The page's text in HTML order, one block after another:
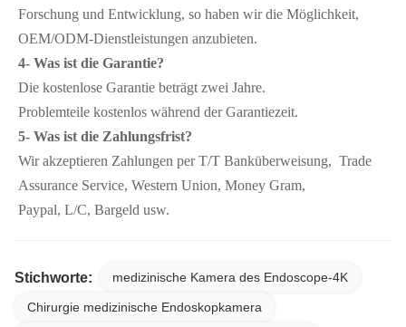
Forschung und Entwicklung, so haben wir die Möglichkeit,
OEM/ODM-Dienstleistungen anzubieten.
4- Was ist die Garantie?
Die kostenlose Garantie beträgt zwei Jahre.
Problemteile kostenlos während der Garantiezeit.
5- Was ist die Zahlungsfrist?
Wir akzeptieren Zahlungen per T/T Banküberweisung,  Trade
Assurance Service, Western Union, Money Gram,
Paypal, L/C, Bargeld usw.
Stichworte: medizinische Kamera des Endoscope-4K
Chirurgie medizinische Endoskopkamera